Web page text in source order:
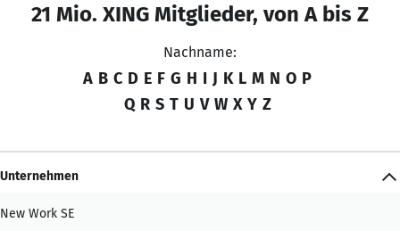
21 Mio. XING Mitglieder, von A bis Z
Nachname:
A B C D E F G H I J K L M N O P
Q R S T U V W X Y Z
Unternehmen
New Work SE